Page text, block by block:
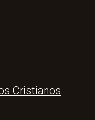
Cristianos